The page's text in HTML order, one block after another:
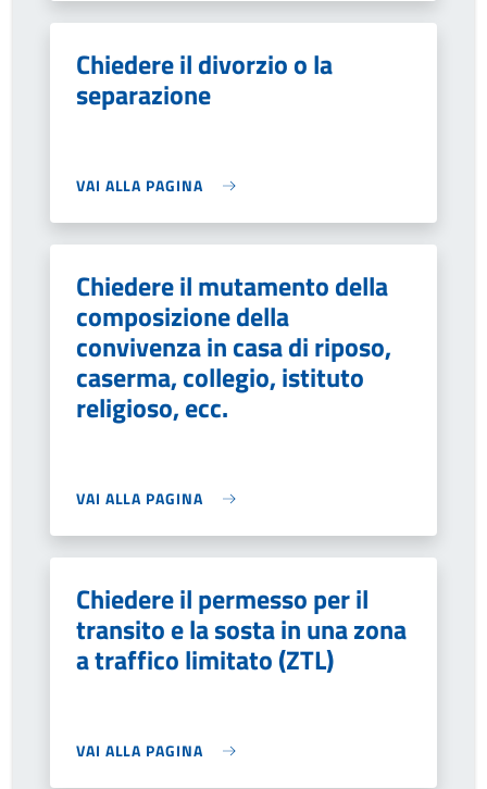
Chiedere il divorzio o la
separazione
VAI ALLA PAGINA
Chiedere il mutamento della
composizione della
convivenza in casa di riposo,
caserma, collegio, istituto
religioso, ecc.
VAI ALLA PAGINA
Chiedere il permesso per il
transito e la sosta in una zona
a traffico limitato (ZTL)
VAI ALLA PAGINA